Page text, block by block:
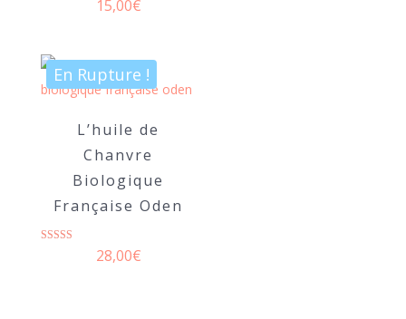
15,00€
En Rupture !
L’huile de
Chanvre
Biologique
Française Oden
28,00€